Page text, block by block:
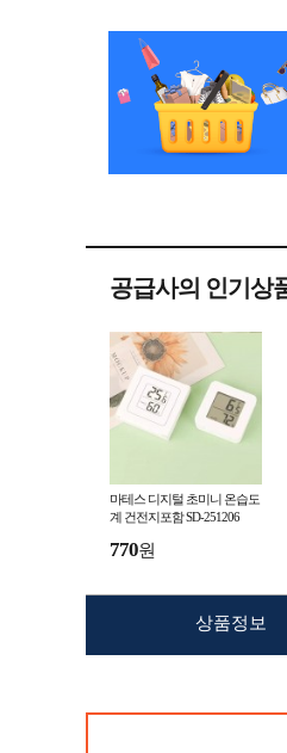
공급사의 인기상
마테스 디지털 초미니 온습도
계 건전지포함 SD-251206
770원
상품정보